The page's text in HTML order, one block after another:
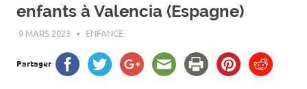
enfants à Valencia (Espagne)
9 MARS 2023 ROGER LAHANA
ENFANCE
Partager